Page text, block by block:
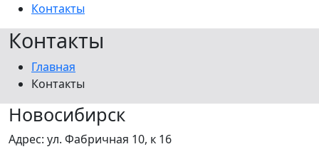
Контакты
Контакты
Главная
Контакты
Новосибирск
Адрес: ул. Фабричная 10, к 16